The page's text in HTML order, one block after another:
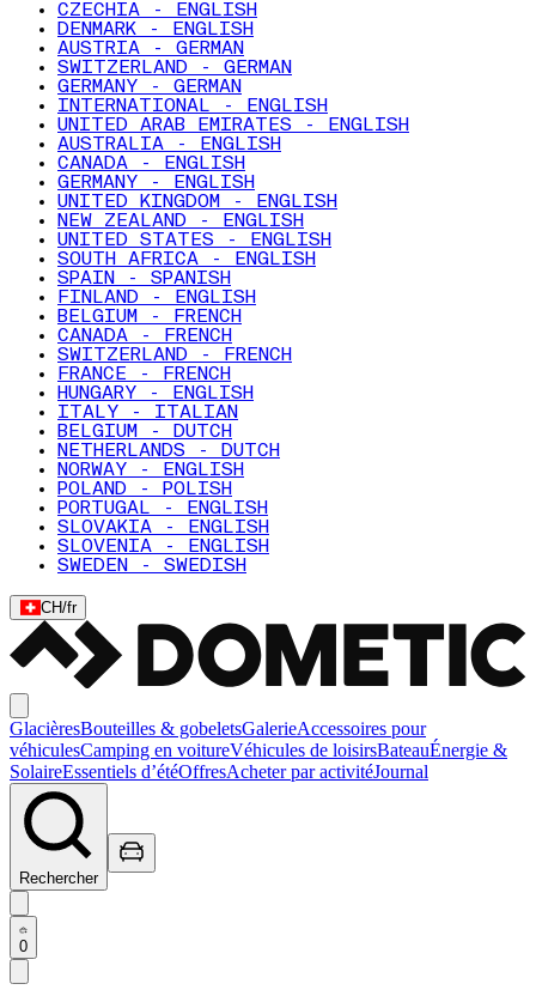
CZECHIA - ENGLISH
DENMARK - ENGLISH
AUSTRIA - GERMAN
SWITZERLAND - GERMAN
GERMANY - GERMAN
INTERNATIONAL - ENGLISH
UNITED ARAB EMIRATES - ENGLISH
AUSTRALIA - ENGLISH
CANADA - ENGLISH
GERMANY - ENGLISH
UNITED KINGDOM - ENGLISH
NEW ZEALAND - ENGLISH
UNITED STATES - ENGLISH
SOUTH AFRICA - ENGLISH
SPAIN - SPANISH
FINLAND - ENGLISH
BELGIUM - FRENCH
CANADA - FRENCH
SWITZERLAND - FRENCH
FRANCE - FRENCH
HUNGARY - ENGLISH
ITALY - ITALIAN
BELGIUM - DUTCH
NETHERLANDS - DUTCH
NORWAY - ENGLISH
POLAND - POLISH
PORTUGAL - ENGLISH
SLOVAKIA - ENGLISH
SLOVENIA - ENGLISH
SWEDEN - SWEDISH
CH/fr
GlacièresBouteilles & gobeletsGalerieAccessoires pour
véhiculesCamping en voitureVéhicules de loisirsBateauÉnergie &
SolaireEssentiels d’étéOffresAcheter par activitéJournal
Rechercher
0